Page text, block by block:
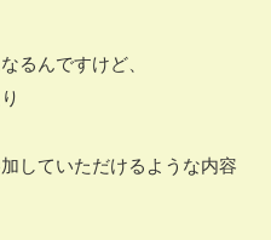
るんですけど、
していただけるような内容